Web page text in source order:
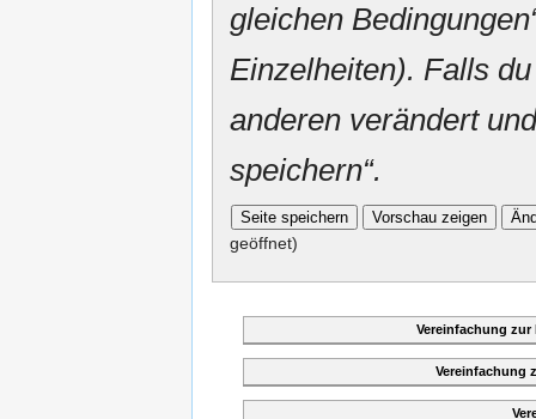
gleichen
Einzelheiten). Falls
anderen verändert
speichern“.
geöffnet)
Vereinfachung
Vereinfachung